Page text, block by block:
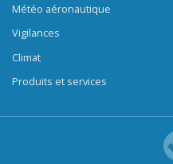
Météo aéronautique
Vigilances
Climat
Produits et services